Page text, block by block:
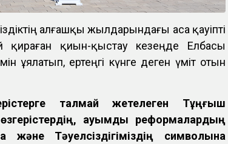
алғашқы жылдарындағы аса қауіпті
қираған қиын-қыстау кезеңде Елбасы
ұялатып, ертеңгі күнге деген үміт отын
талмай жетелеген Тұңғыш
ауқымды реформалардың
және Тәуелсіздігіміздің символына